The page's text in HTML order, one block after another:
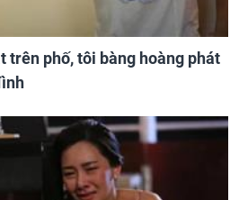
trên phố, tôi bàng hoàng phát